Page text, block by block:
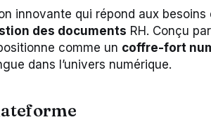
innovante qui répond aux besoins
des documents RH. Conçu
comme un coffre-fort
dans l’univers numérique.